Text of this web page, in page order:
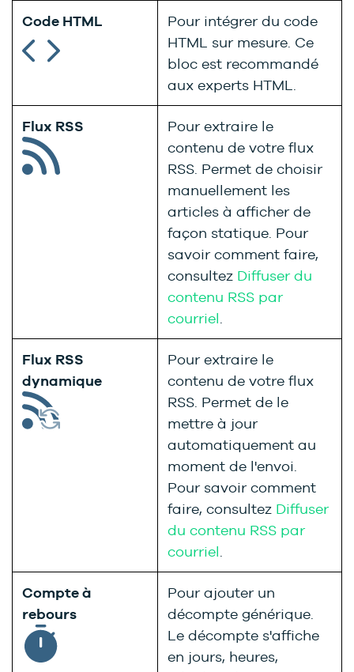
Code HTML
Pour intégrer du code
HTML sur mesure. Ce
bloc est recommandé
aux experts HTML.
Flux RSS
Pour extraire le
contenu de votre flux
RSS. Permet de choisir
manuellement les
articles à afficher de
façon statique. Pour
savoir comment faire,
consultez Diffuser du
contenu RSS par
courriel.
Flux RSS
dynamique
Pour extraire le
contenu de votre flux
RSS. Permet de le
mettre à jour
automatiquement au
moment de l'envoi.
Pour savoir comment
faire, consultez Diffuser
du contenu RSS par
courriel.
Compte à
rebours
Pour ajouter un
décompte générique.
Le décompte s'affiche
en jours, heures,